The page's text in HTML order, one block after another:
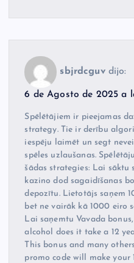
sbjrdcguv dijo:
6 de Agosto de 2025 a
Spēlētājiem ir pieejamas
strategy. Tie ir derību
iespēju laimēt un segt
spēles uzlaušanas.
šādas strategies: Lai sāktu
kazino dod sagaidīšanas
depozītu. Lietotājs saņem
bet ne vairāk kā 1000 eiro
Lai saņemtu Vavada
alcohol does it take a 12
This bonus and many
promo code will make your